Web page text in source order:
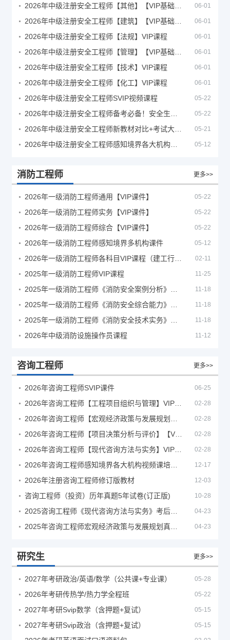
06-01
06-01
2026年中级注册安全工程师【法规】VIP课程 06-01
06-01
2026年中级注册安全工程师【技术】VIP课程 06-01
2026年中级注册安全工程师【化工】VIP课程 06-01
2026年中级注册安全工程师SVIP视频课程 05-22
05-22
05-21
05-12
消防工程师 更多>>
2026年一级消防工程师通用【VIP课件】 05-22
2026年一级消防工程师实务【VIP课件】 05-22
2026年一级消防工程师综合【VIP课件】 05-22
2026年一级消防工程师感知境界多机构课件 05-12
02-11
2025年一级消防工程师VIP课程 11-25
11-18
11-18
11-18
2026年中级消防设施操作员课程 11-12
咨询工程师 更多>>
2026年咨询工程师SVIP课件 06-25
02-28
02-28
02-28
02-28
12-17
2026年注册咨询工程师修订版教材 12-03
咨询工程师（投资）历年真题5年试卷(订正版) 10-28
04-23
04-23
研究生 更多>>
2027年考研政治/英语/数学（公共课+专业课） 05-28
2026年考研传热学/热力学全程班 05-22
2027年考研Svip数学（含押题+复试） 05-15
2027年考研Svip政治（含押题+复试） 05-15